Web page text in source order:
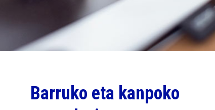
Barruko eta kanpoko